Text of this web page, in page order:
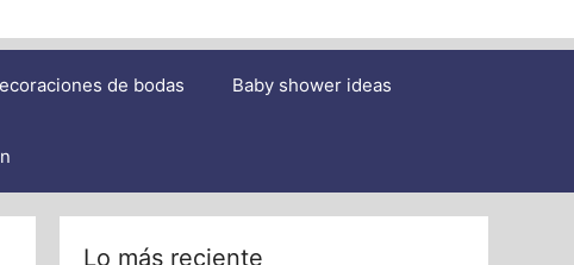
de bodas Baby shower ideas
Lo más reciente